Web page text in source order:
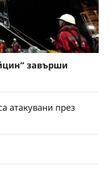
завърши
атакувани през